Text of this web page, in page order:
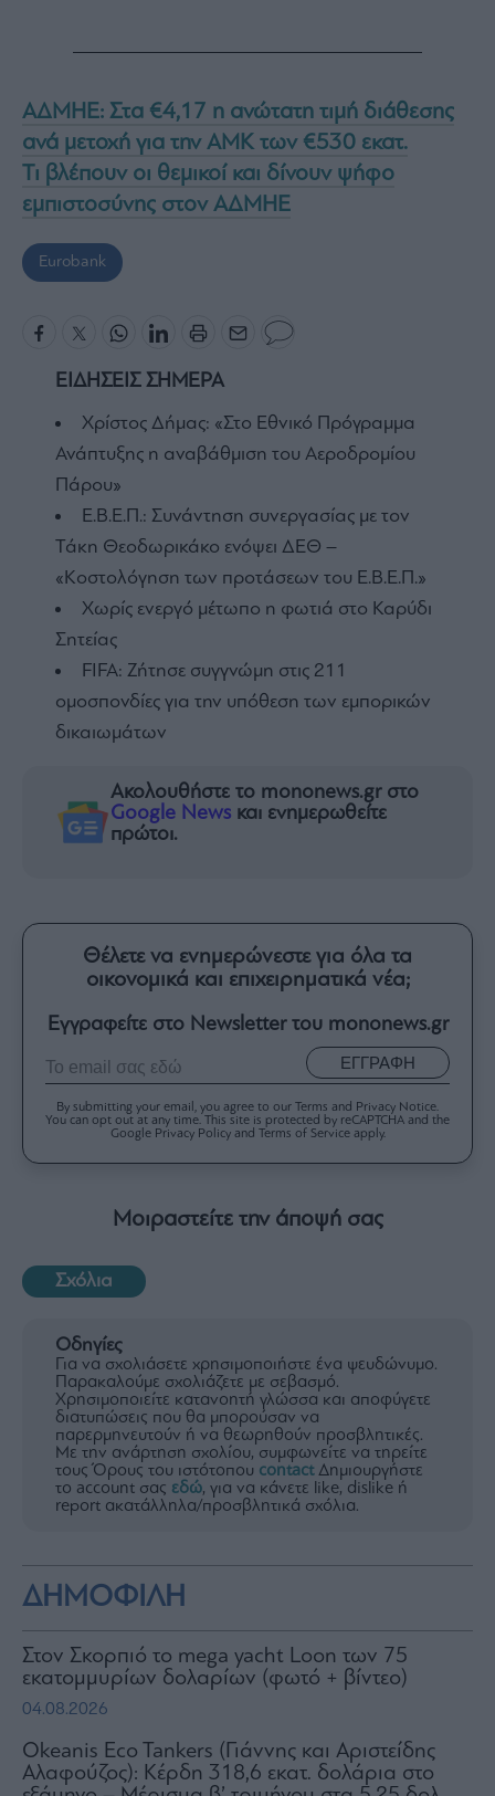
ΑΔΜΗΕ: Στα €4,17 η ανώτατη τιμή διάθεσης
ανά μετοχή για την ΑΜΚ των €530 εκατ.
Tι βλέπουν οι θεμικοί και δίνουν ψήφο
εμπιστοσύνης στον ΑΔΜΗΕ
Eurobank
ΕΙΔΗΣΕΙΣ ΣΗΜΕΡΑ
Χρίστος Δήμας: «Στο Εθνικό Πρόγραμμα
Ανάπτυξης η αναβάθμιση του Αεροδρομίου
Πάρου»
Ε.Β.Ε.Π.: Συνάντηση συνεργασίας με τον
Τάκη Θεοδωρικάκο ενόψει ΔΕΘ –
«Κοστολόγηση των προτάσεων του Ε.Β.Ε.Π.»
Χωρίς ενεργό μέτωπο η φωτιά στο Καρύδι
Σητείας
FIFA: Ζήτησε συγγνώμη στις 211
ομοσπονδίες για την υπόθεση των εμπορικών
δικαιωμάτων
Ακολουθήστε το mononews.gr στο
Google News και ενημερωθείτε
πρώτοι.
Θέλετε να ενημερώνεστε για όλα τα
οικονομικά και επιχειρηματικά νέα;
Εγγραφείτε στο Newsletter του mononews.gr
ΕΓΓΡΑΦΗ
By submitting your email, you agree to our Terms and Privacy Notice.
You can opt out at any time. This site is protected by reCAPTCHA and the
Google Privacy Policy and Terms of Service apply.
Μοιραστείτε την άποψή σας
Σχόλια
Οδηγίες
Για να σχολιάσετε χρησιμοποιήστε ένα ψευδώνυμο.
Παρακαλούμε σχολιάζετε με σεβασμό.
Χρησιμοποιείτε κατανοητή γλώσσα και αποφύγετε
διατυπώσεις που θα μπορούσαν να
παρερμηνευτούν ή να θεωρηθούν προσβλητικές.
Με την ανάρτηση σχολίου, συμφωνείτε να τηρείτε
τους Όρους του ιστότοπου contactΔημιουργήστε
το account σας εδώ, για να κάνετε like, dislike ή
report ακατάλληλα/προσβλητικά σχόλια.
ΔΗΜΟΦΙΛΗ
Στον Σκορπιό το mega yacht Loon των 75
εκατομμυρίων δολαρίων (φωτό + βίντεο)
04.08.2026
Okeanis Eco Tankers (Γιάννης και Αριστείδης
Αλαφούζος): Κέρδη 318,6 εκατ. δολάρια στο